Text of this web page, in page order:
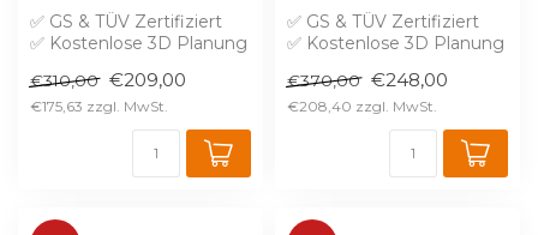
✅ GS & TÜV Zertifiziert
✅ Kostenlose 3D Planung
Aufprei...
€310,00 €209,00
€175,63
✅ GS & TÜV Zertifiziert
✅ Kostenlose 3D Planung
Aufprei...
€370,00 €248,00
€208,40